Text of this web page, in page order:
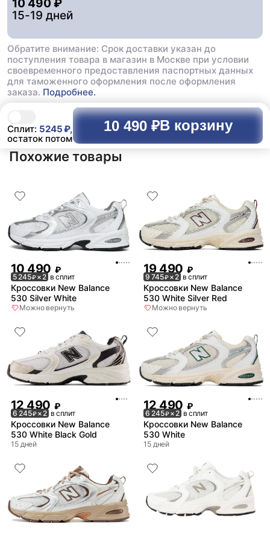
Сплит: 5245₽,
остаток потом
10 490 ₽В корзину
10 490 ₽
15-19 дней
Обратите внимание: Срок доставки указан до
поступления товара в магазин в Москве при условии
своевременного предоставления паспортных данных
для таможенного оформления после оформления
заказа. Подробнее.
Похожие товары
10 490 ₽
5 245₽× 2 в сплит
Кроссовки New Balance
530 Silver White
Можно вернуть
19 490 ₽
9 745₽× 2 в сплит
Кроссовки New Balance
530 White Silver Red
Можно вернуть
12 490 ₽
6 245₽× 2 в сплит
Кроссовки New Balance
530 White Black Gold
15 дней
12 490 ₽
6 245₽× 2 в сплит
Кроссовки New Balance
530 White
15 дней